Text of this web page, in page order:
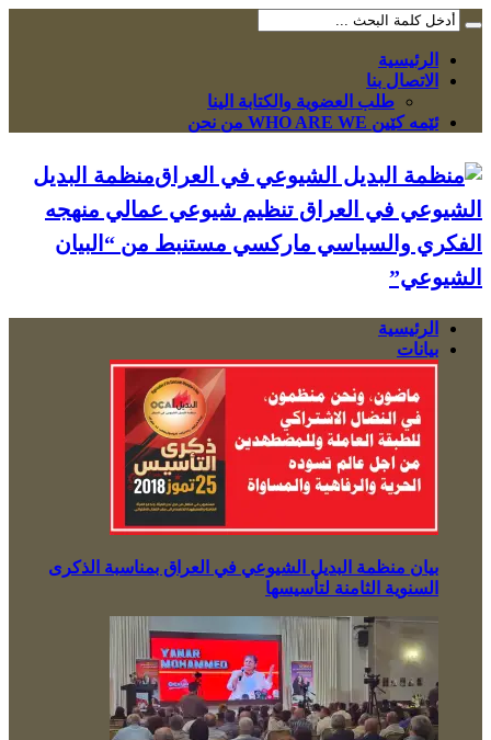
الرئيسية
الاتصال بنا
طلب العضوية والكتابة الينا
ئێمە کێین WHO ARE WE من نحن
منظمة البديل
الشيوعي في العراق تنظيم شيوعي عمالي منهجه
الفكري والسياسي ماركسي مستنبط من “البيان
الشيوعي”
الرئيسية
بيانات
بيان منظمة البديل الشيوعي في العراق بمناسبة الذكرى
السنوية الثامنة لتأسيسها